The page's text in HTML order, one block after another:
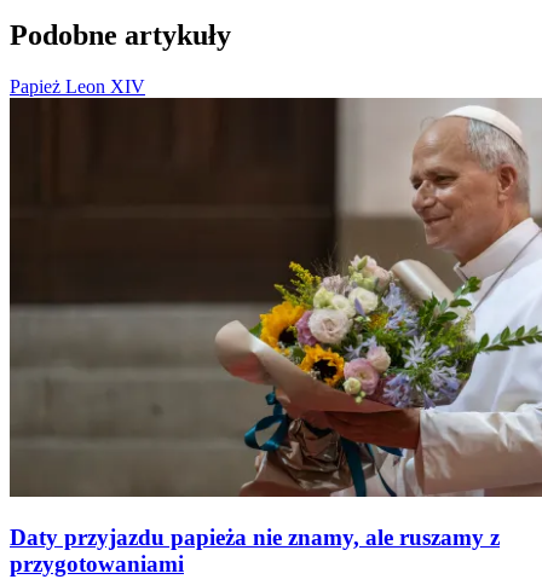
Podobne artykuły
Papież Leon XIV
Daty przyjazdu papieża nie znamy, ale ruszamy z
przygotowaniami